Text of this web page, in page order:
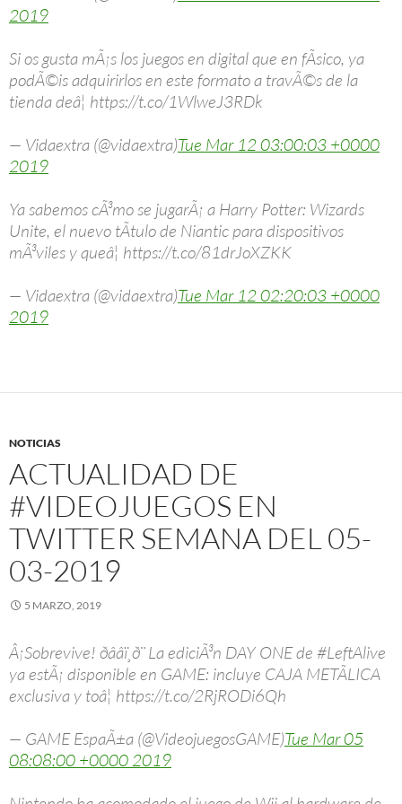
2019
Si os gusta mÃ¡s los juegos en digital que en fÃ­sico, ya
podÃ©is adquirirlos en este formato a travÃ©s de la
tienda deâ¦ https://t.co/1WlweJ3RDk
— Vidaextra (@vidaextra)Tue Mar 12 03:00:03 +0000
2019
Ya sabemos cÃ³mo se jugarÃ¡ a Harry Potter: Wizards
Unite, el nuevo tÃ­tulo de Niantic para dispositivos
mÃ³viles y queâ¦ https://t.co/81drJoXZKK
— Vidaextra (@vidaextra)Tue Mar 12 02:20:03 +0000
2019
NOTICIAS
ACTUALIDAD DE
#VIDEOJUEGOS EN
TWITTER SEMANA DEL 05-
03-2019
5 MARZO, 2019
Â¡Sobrevive! ðââï¸ð¨ La ediciÃ³n DAY ONE de #LeftAlive
ya estÃ¡ disponible en GAME: incluye CAJA METÃLICA
exclusiva y toâ¦ https://t.co/2RjRODi6Qh
— GAME EspaÃ±a (@VideojuegosGAME)Tue Mar 05
08:08:00 +0000 2019